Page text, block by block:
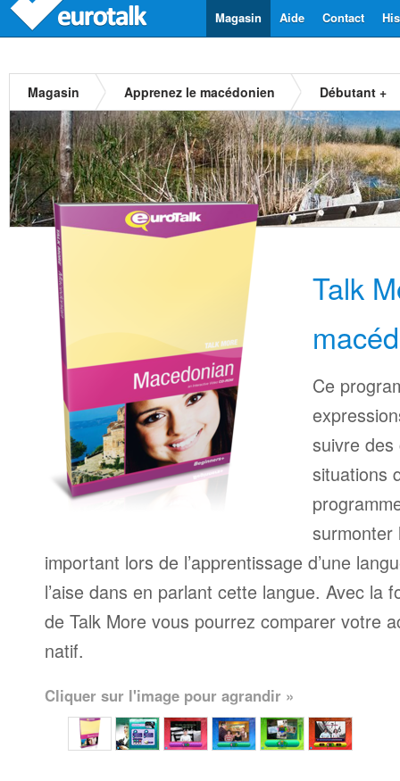
Contact
Aide
Magasin
Magasin Apprenez le macédonien Débutant +
Talk
Ce
suivre
situations
surmonter
important lors de l’apprentissage d’une
l’aise dans en parlant cette langue. Avec la
de Talk More vous pourrez comparer votre
natif.
Cliquer sur l'image pour agrandir »